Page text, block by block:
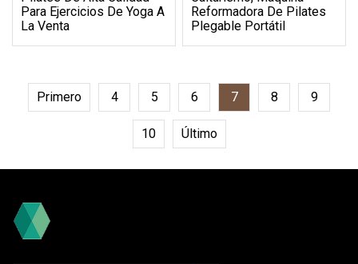
Para Ejercicios De Yoga A
La Venta
Reformadora De Pilates
Plegable Portátil
Primero 4 5 6 7 8 9
10 Último